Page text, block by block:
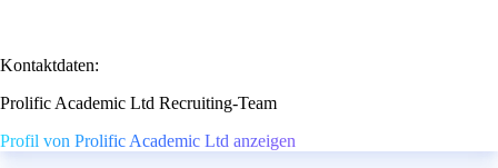
Kontaktdaten:
Prolific Academic Ltd Recruiting-Team
Profil von Prolific Academic Ltd anzeigen